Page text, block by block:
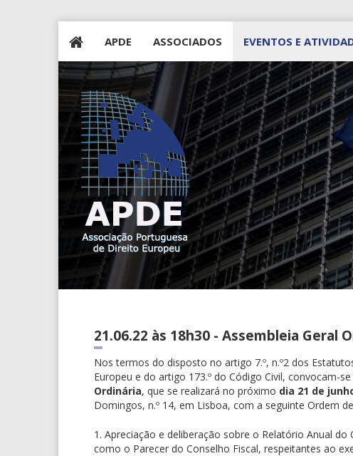
APDE ASSOCIADOS EVENTOS E
21.06.22 às 18h30 - Assembleia Geral
Nos termos do disposto no artigo 7.º, n.º2 dos
Europeu e do artigo 173.º do Código Civil, convocam-
Ordinária, que se realizará no próximo dia 21 de
Domingos, n.º 14, em Lisboa, com a seguinte Ordem
1. Apreciação e deliberação sobre o Relatório Anual
como o Parecer do Conselho Fiscal, respeitantes ao